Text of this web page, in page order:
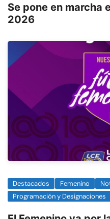
Se pone en marcha
2026
Destacados Femenino
Programación y Designaciones